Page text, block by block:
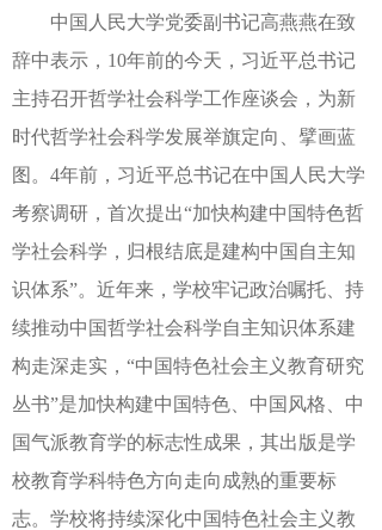
中国人民大学党委副书记高燕燕在致
辞中表示 ，10年前的今天，习近平总书记
主持召开哲学社会科学工作座谈会， 为新
时代哲学社会科学发展举旗定向、擘画蓝
图。 4年前 ，习近平总书记在中国人民大学
考察调研，首次提出“加快构建中国特色哲
学社会科学，归根结底是建构中国自主知
识体系”。近年来，学校牢记政治嘱托、持
续推动中国哲学社会科学自主知识体系建
构走深走实，“中国特色社会主义教育研究
丛书”是加快构建中国特色、中国风格、中
国气派教育学的标志性成果，其出版是学
校教育学科特色方向走向成熟的重要标
志。 学校将持续深化中国特色社会主义教